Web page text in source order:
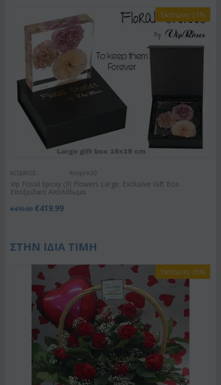
Έκπτωση 11%
ΚΩΔΙΚΟΣ: Rospre30
Vip Fossil Epoxy (3) Flowers Large. Exclusive Gift Box.
Εποξειδικό Απολίθωμα.
€470.00 €419.99
ΣΤΗΝ ΙΔΙΑ ΤΙΜΗ
Έκπτωση 26%